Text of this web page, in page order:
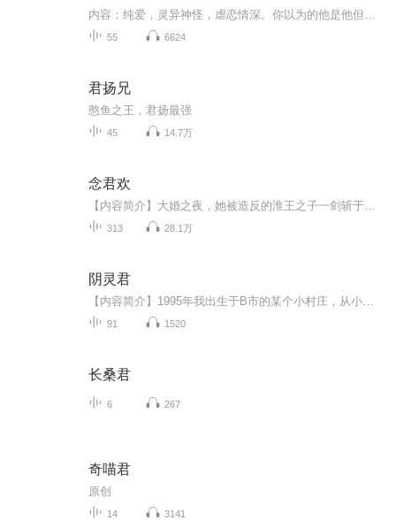
55 6624
君扬兄
憨鱼之王，君扬最强
45 14.7万
念君欢
313 28.1万
阴灵君
91 1520
长桑君
6 267
奇喵君
原创
14 3141